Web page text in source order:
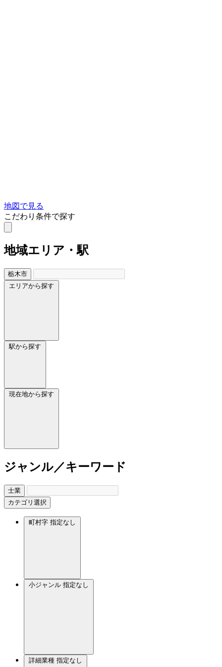
地図で見る
こだわり条件で探す
地域エリア・駅
栃木市
エリアから探す
駅から探す
現在地から探す
ジャンル／キーワード
士業
カテゴリ選択
町村字 指定なし
小ジャンル 指定なし
詳細業種 指定なし